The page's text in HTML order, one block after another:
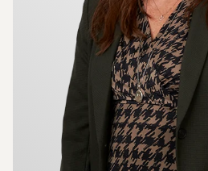
innergården som ligger
Socialt och praktiskt med
som ligger intill varandra och
väderstreck samt utgång till
sovrum med bra förvaring i
respektive klädkammare
arbetsrum) med utgång till